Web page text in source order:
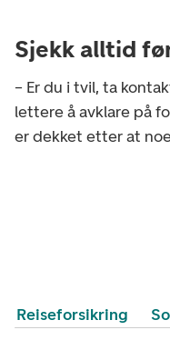
Sjekk alltid
– Er du i tvil, ta
lettere å avklare på
er dekket etter at
Reiseforsikring